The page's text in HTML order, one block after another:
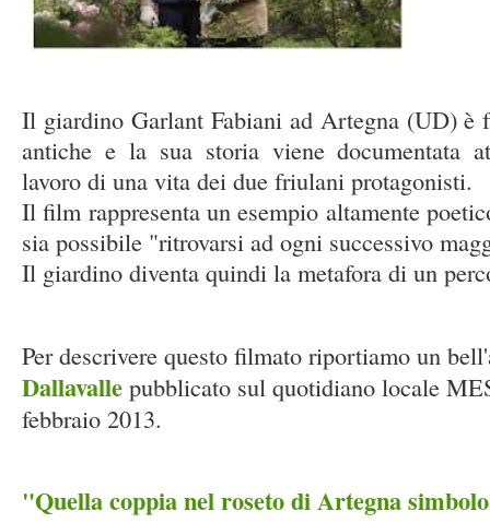
Il giardino Garlant Fabiani ad Artegna (UD) è
antiche e la sua storia viene documentata
lavoro di una vita dei due friulani protagonisti.
Il film rappresenta un esempio altamente
sia possibile "ritrovarsi ad ogni successivo
Il giardino diventa quindi la metafora di un
Per descrivere questo filmato riportiamo un
Dallavalle pubblicato sul quotidiano locale
febbraio 2013.
"Quella coppia nel roseto di Artegna